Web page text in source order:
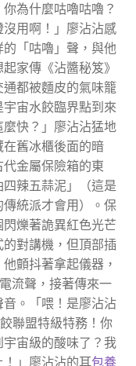
為什麼咕嚕咕嚕？
用啊！」廖沾沾感
「咕嚕」聲，與他
家傳《沾醬秘笈》
都被麵皮的氣味籠
宙水餃臨界點到來
快？」廖沾沾猛地
舊冰櫃後面的暗
金屬保險箱的東
辣五蒜泥」（這是
統派才會用）。保
爍著詭異紅色光芒
對講機，但頂部插
顫抖著拿起儀器，
流聲，接著傳來一
。「喂！是廖沾沾
聯盟特級特務！你
宙級的酸味了？我
」廖沾沾的耳包養